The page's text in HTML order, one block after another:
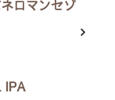
ロマンセゾ
IPA